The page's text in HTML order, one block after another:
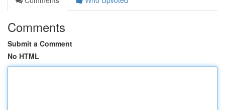
Comments
Submit a Comment
No HTML